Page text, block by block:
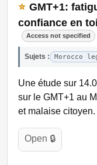
⭐ GMT+1:
confiance en
Access not specified
Sujets : Morocco
Une étude sur
sur le GMT+1 au
et malaise citoyen.
Open 🔒